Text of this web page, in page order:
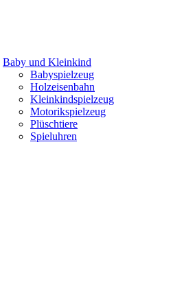
Baby und Kleinkind
Babyspielzeug
Holzeisenbahn
Kleinkindspielzeug
Motorikspielzeug
Plüschtiere
Spieluhren